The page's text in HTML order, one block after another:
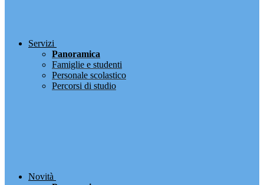
Servizi
Panoramica
Famiglie e studenti
Personale scolastico
Percorsi di studio
Novità